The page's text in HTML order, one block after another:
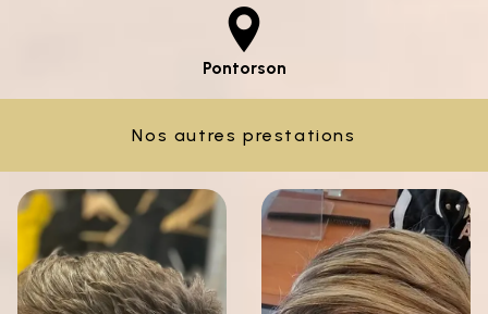
Pontorson
Nos autres prestations